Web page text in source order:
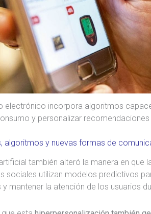
electrónico incorpora algoritmos
y personalizar recomendaciones
algoritmos y nuevas formas de
también alteró la manera en que
sociales utilizan modelos predictivos
y mantener la atención de los usuarios